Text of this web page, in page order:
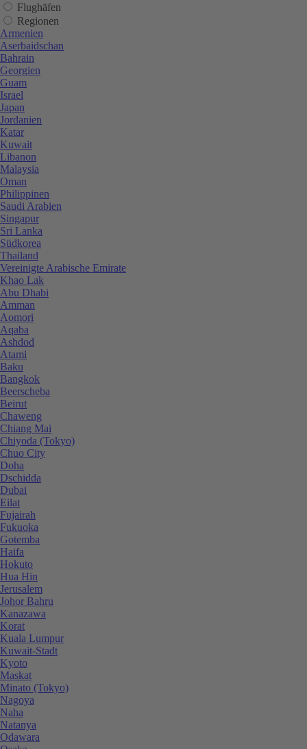
Flughäfen
Regionen
Armenien
Aserbaidschan
Bahrain
Georgien
Guam
Israel
Japan
Jordanien
Katar
Kuwait
Libanon
Malaysia
Oman
Philippinen
Saudi Arabien
Singapur
Sri Lanka
Südkorea
Thailand
Vereinigte Arabische Emirate
Khao Lak
Abu Dhabi
Amman
Aomori
Aqaba
Ashdod
Atami
Baku
Bangkok
Beerscheba
Beirut
Chaweng
Chiang Mai
Chiyoda (Tokyo)
Chuo City
Doha
Dschidda
Dubai
Eilat
Fujairah
Fukuoka
Gotemba
Haifa
Hokuto
Hua Hin
Jerusalem
Johor Bahru
Kanazawa
Korat
Kuala Lumpur
Kuwait-Stadt
Kyoto
Maskat
Minato (Tokyo)
Nagoya
Naha
Natanya
Odawara